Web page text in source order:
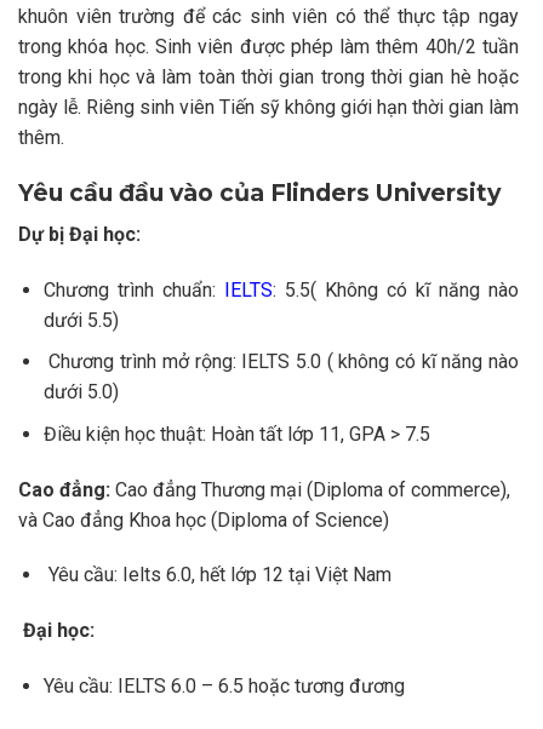
khuôn viên trường để các sinh viên có thể thực tập ngay
trong khóa học. Sinh viên được phép làm thêm 40h/2 tuần
trong khi học và làm toàn thời gian trong thời gian hè hoặc
ngày lễ. Riêng sinh viên Tiến sỹ không giới hạn thời gian làm
thêm.
Yêu cầu đầu vào của Flinders University
Dự bị Đại học:
Chương trình chuẩn: IELTS: 5.5( Không có kĩ năng nào
dưới 5.5)
Chương trình mở rộng: IELTS 5.0 ( không có kĩ năng nào
dưới 5.0)
Điều kiện học thuật: Hoàn tất lớp 11, GPA > 7.5
Cao đẳng: Cao đẳng Thương mại (Diploma of commerce),
và Cao đẳng Khoa học (Diploma of Science)
Yêu cầu: Ielts 6.0, hết lớp 12 tại Việt Nam
Đại học:
Yêu cầu: IELTS 6.0 – 6.5 hoặc tương đương